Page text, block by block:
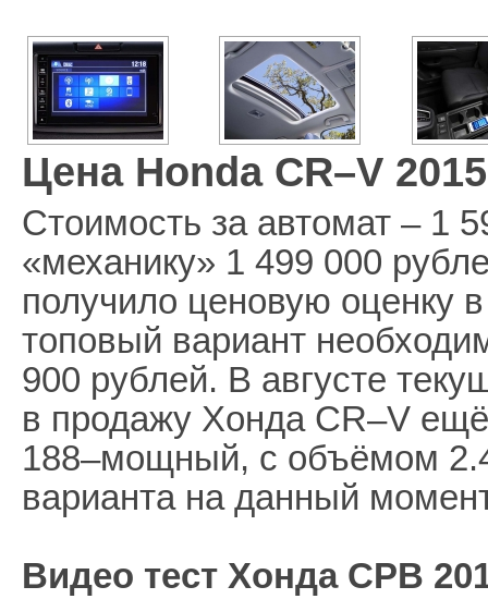
Цена Honda CR–V
Стоимость за автомат – 1
«механику» 1 499 000
получило ценовую оценку
топовый вариант
900 рублей. В августе
в продажу Хонда CR–V
188–мощный, с объёмом
варианта на данный
Видео тест Хонда СРВ